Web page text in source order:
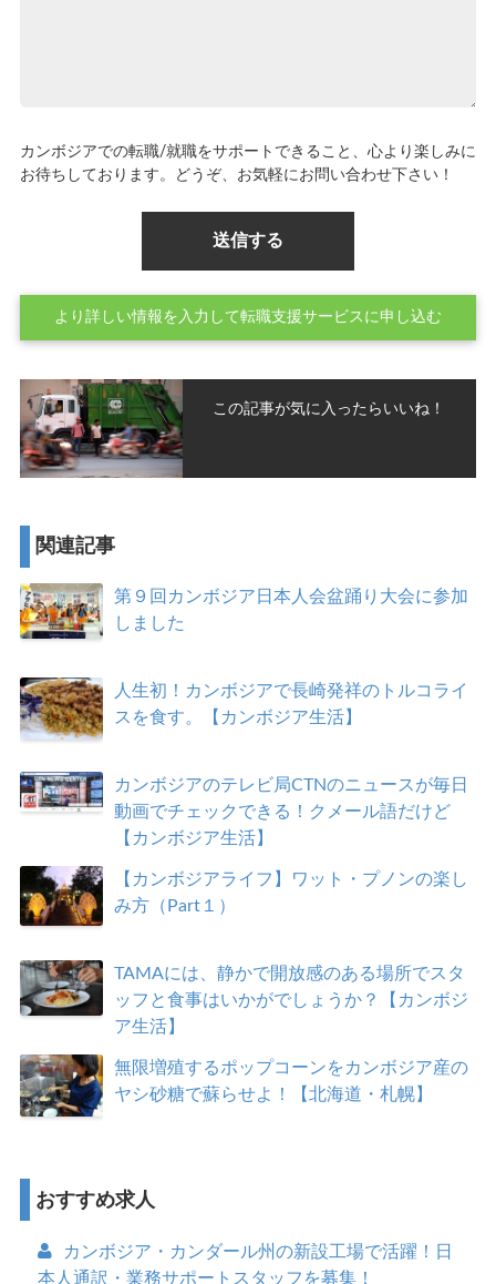
カンボジアでの転職/就職をサポートできること、心より楽しみに
お待ちしております。どうぞ、お気軽にお問い合わせ下さい！
より詳しい情報を入力して転職支援サービスに申し込む
この記事が気に入ったらいいね！
関連記事
第９回カンボジア日本人会盆踊り大会に参加
しました
人生初！カンボジアで長崎発祥のトルコライ
スを食す。【カンボジア生活】
カンボジアのテレビ局CTNのニュースが毎日
動画でチェックできる！クメール語だけど
【カンボジア生活】
【カンボジアライフ】ワット・プノンの楽し
み方（Part１）
TAMAには、静かで開放感のある場所でスタ
ッフと食事はいかがでしょうか？【カンボジ
ア生活】
無限増殖するポップコーンをカンボジア産の
ヤシ砂糖で蘇らせよ！【北海道・札幌】
おすすめ求人
カンボジア・カンダール州の新設工場で活躍！日
本人通訳・業務サポートスタッフを募集！